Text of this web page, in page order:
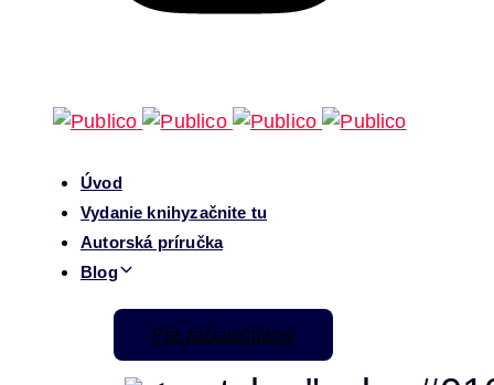
Úvod
Vydanie knihyzačnite tu
Autorská príručka
Blog
Pre začiatočníkov